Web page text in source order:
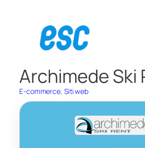
contenuto
Archimede Ski
E-commerce, Siti web